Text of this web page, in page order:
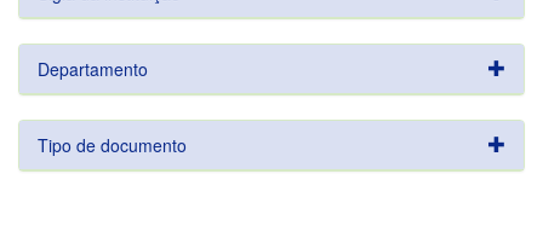
Departamento
Tipo de documento